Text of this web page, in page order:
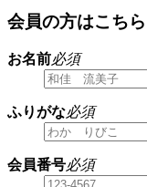
会員の方はこちら
お名前必須
ふりがな必須
会員番号必須